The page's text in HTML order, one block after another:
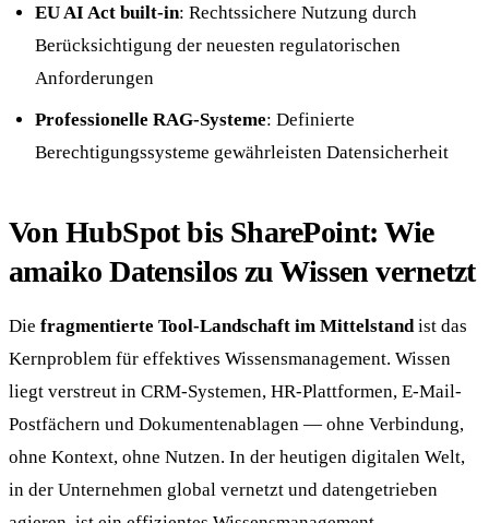
EU AI Act built-in: Rechtssichere Nutzung durch
Berücksichtigung der neuesten regulatorischen
Anforderungen
Professionelle RAG-Systeme: Definierte
Berechtigungssysteme gewährleisten Datensicherheit
Von HubSpot bis SharePoint: Wie
amaiko Datensilos zu Wissen vernetzt
Die fragmentierte Tool-Landschaft im Mittelstandist das
Kernproblem für effektives Wissensmanagement. Wissen
liegt verstreut in CRM-Systemen, HR-Plattformen, E-Mail-
Postfächern und Dokumentenablagen — ohne Verbindung,
ohne Kontext, ohne Nutzen. In der heutigen digitalen Welt,
in der Unternehmen global vernetzt und datengetrieben